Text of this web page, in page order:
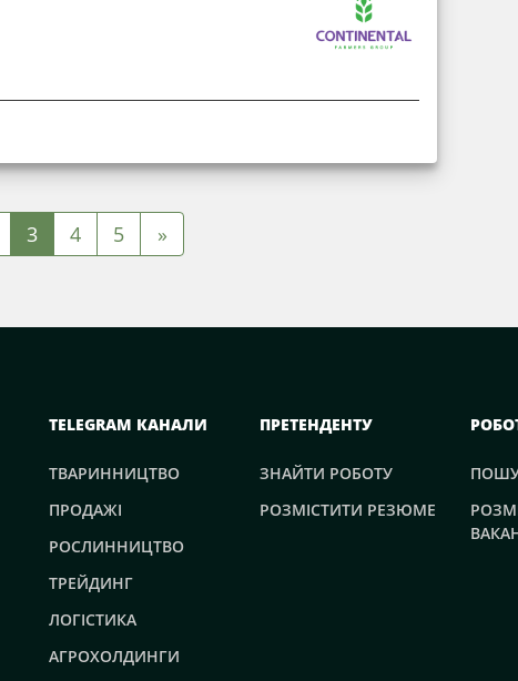
3 4 5 »
TELEGRAM КАНАЛИ
ТВАРИННИЦТВО
ПРОДАЖІ
РОСЛИННИЦТВО
ТРЕЙДИНГ
ЛОГІСТИКА
АГРОХОЛДИНГИ
ПРЕТЕНДЕНТУ
ЗНАЙТИ РОБОТУ
РОЗМІСТИТИ РЕЗЮМЕ